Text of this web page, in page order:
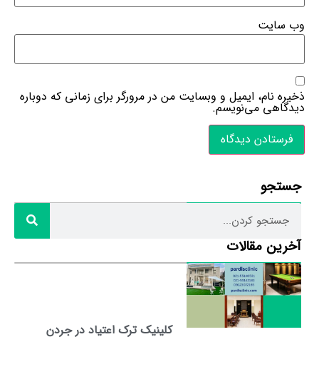
وب‌ سایت
ذخیره نام، ایمیل و وبسایت من در مرورگر برای زمانی که دوباره
دیدگاهی می‌نویسم.
جستجو
آخرین مقالات
کلینیک ترک اعتیاد در جردن